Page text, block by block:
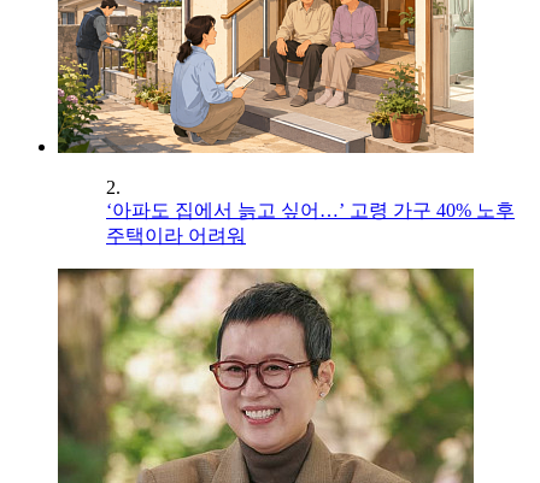
2.
‘아파도 집에서 늙고 싶어…’ 고령 가구 40% 노후
주택이라 어려워